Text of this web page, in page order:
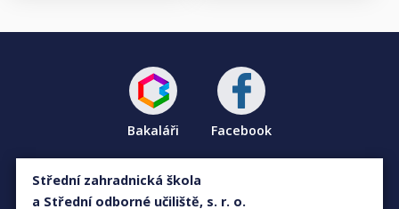
Bakaláři Facebook
Střední zahradnická škola
a Střední odborné učiliště, s. r. o.